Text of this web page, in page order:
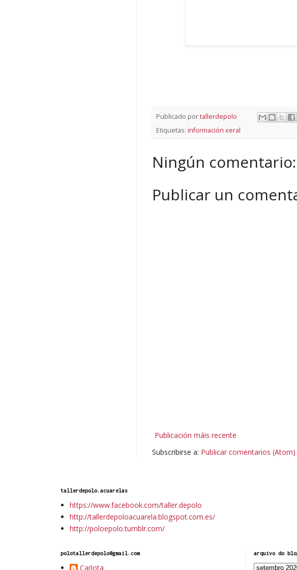
Publicado portallerdepolo
Etiquetas: información xeral
Ningún comentario:
Publicar un
Publicación máis recente
Subscribirse a: Publicar comentarios (Atom)
tallerdepolo.acuarelas
https://www.facebook.com/taller.depolo
http://tallerdepoloacuarela.blogspot.com.es/
http://poloepolo.tumblr.com/
polotallerdepolo@gmail.com
Carlota
arquivo do